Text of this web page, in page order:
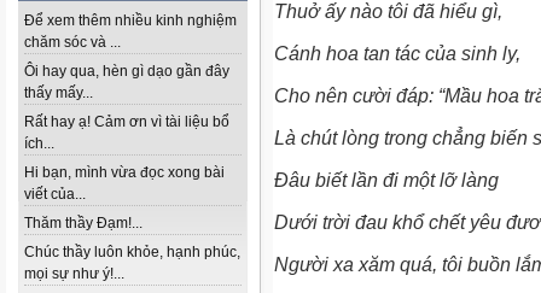
Để xem thêm nhiều kinh nghiệm
chăm sóc và ...
Ôi hay qua, hèn gì dạo gần đây
thấy mấy...
Rất hay ạ! Cảm ơn vì tài liệu bổ
ích...
Hi bạn, mình vừa đọc xong bài
viết của...
Thăm thầy Đạm!...
Chúc thầy luôn khỏe, hạnh phúc,
mọi sự như ý!...
Thuở ấy nào tôi đã hiểu gì,
Cánh hoa tan tác của sinh ly,
Cho nên cười đáp: “Mầu hoa
Là chút lòng trong chẳng biến
Đâu biết lần đi một lỡ làng
Dưới trời đau khổ chết yêu
Người xa xăm quá, tôi buồn